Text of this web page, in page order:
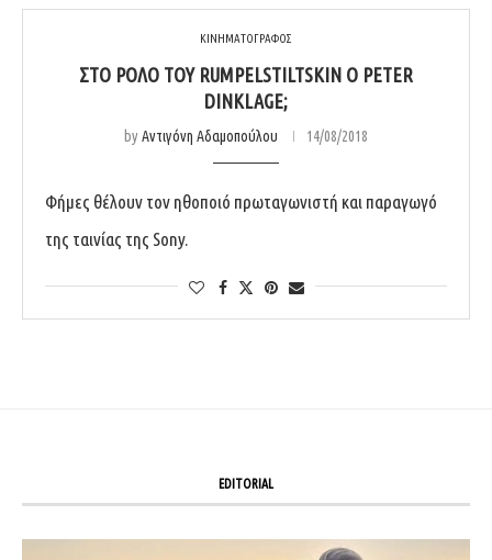
ΚΙΝΗΜΑΤΟΓΡΑΦΟΣ
ΣΤΟ ΡΌΛΟ ΤΟΥ RUMPELSTILTSKIN O PETER
DINKLAGE;
byΑντιγόνη Αδαμοπούλου 14/08/2018
Φήμες θέλουν τον ηθοποιό πρωταγωνιστή και παραγωγό
της ταινίας της Sony.
EDITORIAL